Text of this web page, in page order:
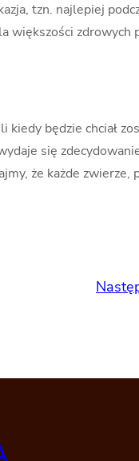
tzn. najlepiej
zdrowych
będzie chciał
się
że każde